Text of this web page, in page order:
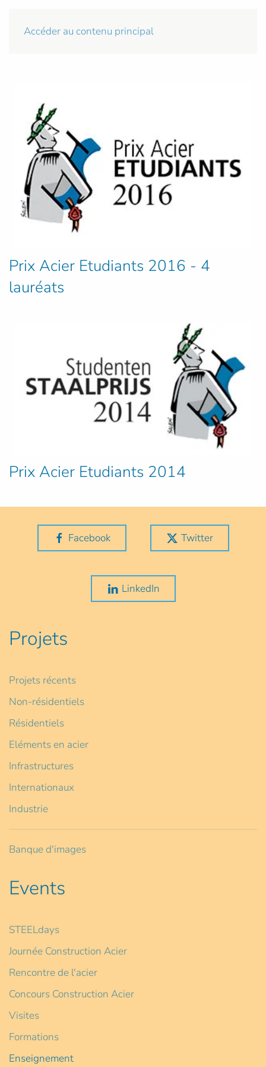
Accéder au contenu principal
Prix Acier Etudiants 2016 - 4
lauréats
Prix Acier Etudiants 2014
Facebook Twitter
LinkedIn
Projets
Projets récents
Non-résidentiels
Résidentiels
Eléments en acier
Infrastructures
Internationaux
Industrie
Banque d'images
Events
STEELdays
Journée Construction Acier
Rencontre de l'acier
Concours Construction Acier
Visites
Formations
Enseignement